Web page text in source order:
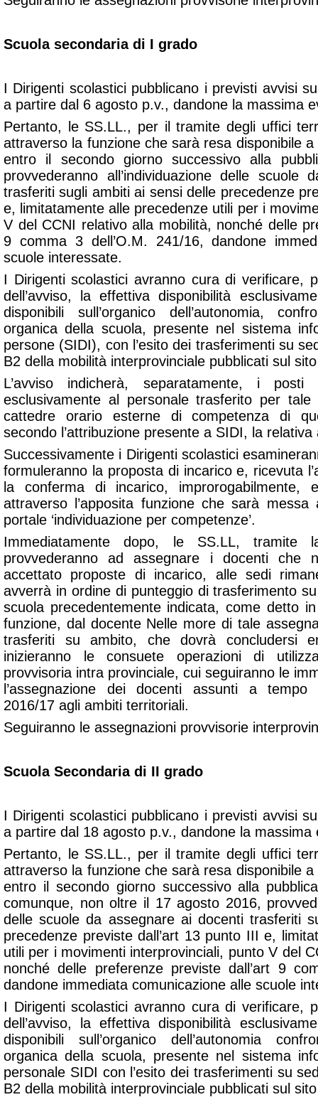
Scuola secondaria di I grado
I Dirigenti scolastici pubblicano i previsti avvisi
a partire dal 6 agosto p.v., dandone la massima
Pertanto, le SS.LL., per il tramite degli uffici
attraverso la funzione che sarà resa disponibile
entro il secondo giorno successivo alla
provvederanno all’individuazione delle scuole
trasferiti sugli ambiti ai sensi delle precedenze
e, limitatamente alle precedenze utili per i
V del CCNI relativo alla mobilità, nonché delle
9 comma 3 dell’O.M. 241/16, dandone
scuole interessate.
I Dirigenti scolastici avranno cura di verificare,
dell’avviso, la effettiva disponibilità
disponibili sull’organico dell’autonomia,
organica della scuola, presente nel sistema
persone (SIDI), con l’esito dei trasferimenti su
B2 della mobilità interprovinciale pubblicati sul
L’avviso indicherà, separatamente, i
esclusivamente al personale trasferito per
cattedre orario esterne di competenza di
secondo l’attribuzione presente a SIDI, la relativa
Successivamente i Dirigenti scolastici
formuleranno la proposta di incarico e, ricevuta
la conferma di incarico,
attraverso l’apposita funzione che sarà
portale ‘individuazione per competenze’.
Immediatamente dopo, le SS.LL, tramite
provvederanno ad assegnare i docenti che
accettato proposte di incarico, alle sedi
avverrà in ordine di punteggio di trasferimento
scuola precedentemente indicata, come detto in
funzione, dal docente Nelle more di tale
trasferiti su ambito, che dovrà concludersi
inizieranno le consuete operazioni di
provvisoria intra provinciale, cui seguiranno le
l’assegnazione dei docenti assunti a tempo
2016/17 agli ambiti territoriali.
Seguiranno le assegnazioni provvisorie
Scuola Secondaria di II grado
I Dirigenti scolastici pubblicano i previsti avvisi
a partire dal 18 agosto p.v., dandone la massima
Pertanto, le SS.LL., per il tramite degli uffici
attraverso la funzione che sarà resa disponibile
entro il secondo giorno successivo alla
comunque, non oltre il 17 agosto 2016,
delle scuole da assegnare ai docenti trasferiti
precedenze previste dall’art 13 punto III e,
utili per i movimenti interprovinciali, punto V del
nonché delle preferenze previste dall’art 9
dandone immediata comunicazione alle scuole
I Dirigenti scolastici avranno cura di verificare,
dell’avviso, la effettiva disponibilità
disponibili sull’organico dell’autonomia
organica della scuola, presente nel sistema
personale SIDI con l’esito dei trasferimenti su
B2 della mobilità interprovinciale pubblicati sul